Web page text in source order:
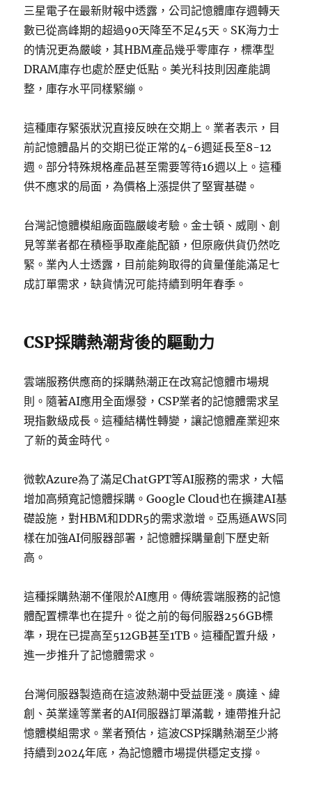
三星電子在最新財報中透露，公司記憶體庫存週轉天
數已從高峰期的超過90天降至不足45天。SK海力士
的情況更為嚴峻，其HBM產品幾乎零庫存，標準型
DRAM庫存也處於歷史低點。美光科技則因產能調
整，庫存水平同樣緊繃。
這種庫存緊張狀況直接反映在交期上。業者表示，目
前記憶體晶片的交期已從正常的4-6週延長至8-12
週。部分特殊規格產品甚至需要等待16週以上。這種
供不應求的局面，為價格上漲提供了堅實基礎。
台灣記憶體模組廠面臨嚴峻考驗。金士頓、威剛、創
見等業者都在積極爭取產能配額，但原廠供貨仍然吃
緊。業內人士透露，目前能夠取得的貨量僅能滿足七
成訂單需求，缺貨情況可能持續到明年春季。
CSP採購熱潮背後的驅動力
雲端服務供應商的採購熱潮正在改寫記憶體市場規
則。隨著AI應用全面爆發，CSP業者的記憶體需求呈
現指數級成長。這種結構性轉變，讓記憶體產業迎來
了新的黃金時代。
微軟Azure為了滿足ChatGPT等AI服務的需求，大幅
增加高頻寬記憶體採購。Google Cloud也在擴建AI基
礎設施，對HBM和DDR5的需求激增。亞馬遜AWS同
樣在加強AI伺服器部署，記憶體採購量創下歷史新
高。
這種採購熱潮不僅限於AI應用。傳統雲端服務的記憶
體配置標準也在提升。從之前的每伺服器256GB標
準，現在已提高至512GB甚至1TB。這種配置升級，
進一步推升了記憶體需求。
台灣伺服器製造商在這波熱潮中受益匪淺。廣達、緯
創、英業達等業者的AI伺服器訂單滿載，連帶推升記
憶體模組需求。業者預估，這波CSP採購熱潮至少將
持續到2024年底，為記憶體市場提供穩定支撐。